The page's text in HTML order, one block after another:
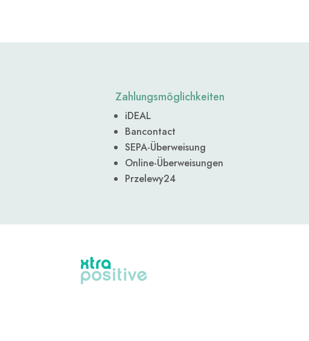
Zahlungsmöglichkeiten
iDEAL
Bancontact
SEPA-Überweisung
Online-Überweisungen
Przelewy24